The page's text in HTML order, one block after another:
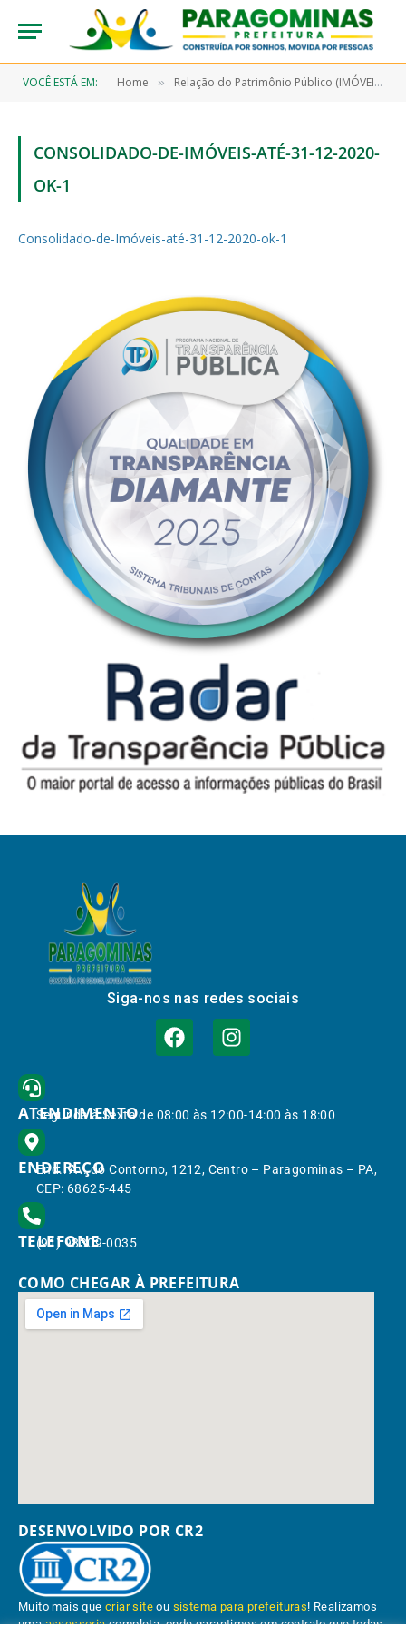
VOCÊ ESTÁ EM: Home » Relação do Patrimônio Público (IMÓVEIS)
CONSOLIDADO-DE-IMÓVEIS-ATÉ-31-12-2020-
OK-1
Consolidado-de-Imóveis-até-31-12-2020-ok-1
Siga-nos nas redes sociais
ATENDIMENTO
Segunda à Sexta de 08:00 às 12:00-14:00 às 18:00
ENDEREÇO
End.: Av. do Contorno, 1212, Centro – Paragominas – PA,
CEP: 68625-445
TELEFONE
(91) 98309-0035
COMO CHEGAR À PREFEITURA
DESENVOLVIDO POR CR2
Muito mais quecriar site ou sistema para prefeituras! Realizamos
umaassessoriacompleta, onde garantimos em contrato que todas